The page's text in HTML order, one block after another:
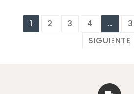
1 2 3 4 …
SIGUIENTE